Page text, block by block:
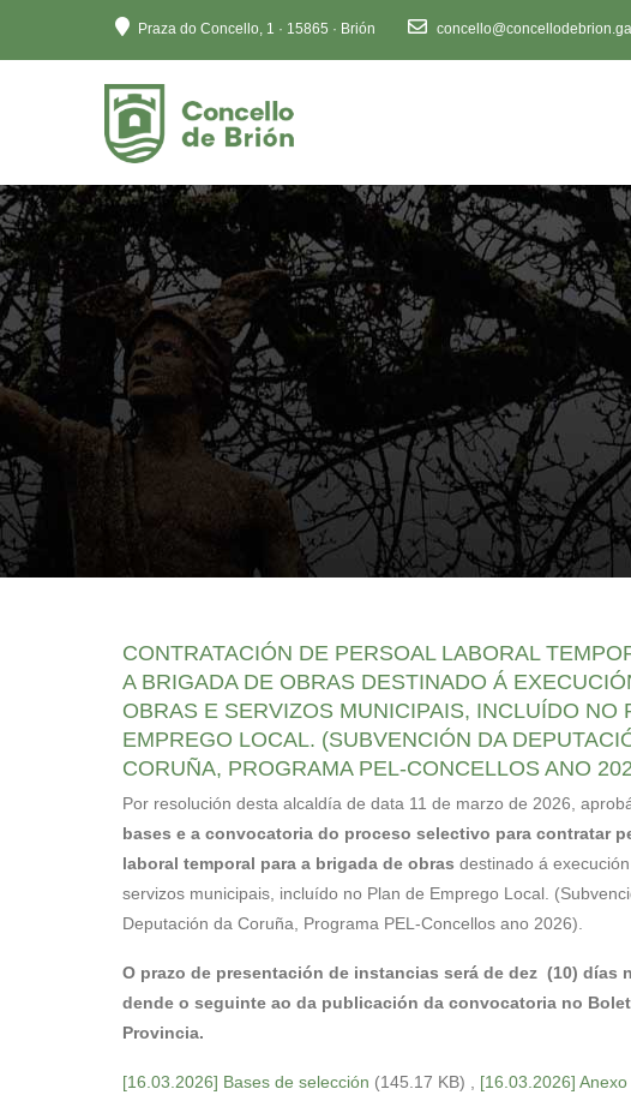
web
inclúe
un
sistema
de
accesibilidade.
Preme
Control-
para
axustar
o
sitio
Praza do Concello, 1 · 15865 · Brión concello@concellodebrion.gal
CONTRATACIÓN DE PERSOAL LABORAL
A BRIGADA DE OBRAS DESTINADO Á
OBRAS E SERVIZOS MUNICIPAIS, INCLUÍDO NO
EMPREGO LOCAL. (SUBVENCIÓN DA
CORUÑA, PROGRAMA PEL-CONCELLOS ANO
Por resolución desta alcaldía de data 11 de marzo de 2026,
bases e a convocatoria do proceso selectivo para contratar
laboral temporal para a brigada de obras destinado á
servizos municipais, incluído no Plan de Emprego Local.
Deputación da Coruña, Programa PEL-Concellos ano 2026).
O prazo de presentación de instancias será de dez (10) días
dende o seguinte ao da publicación da convocatoria no
Provincia.
[16.03.2026] Bases de selección (145.17 KB) [16.03.2026]